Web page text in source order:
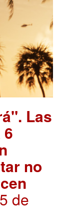
Las
no
de